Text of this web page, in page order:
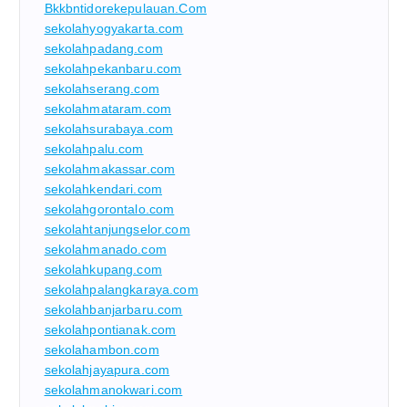
Bkkbntidorekepulauan.com
sekolahyogyakarta.com
sekolahpadang.com
sekolahpekanbaru.com
sekolahserang.com
sekolahmataram.com
sekolahsurabaya.com
sekolahpalu.com
sekolahmakassar.com
sekolahkendari.com
sekolahgorontalo.com
sekolahtanjungselor.com
sekolahmanado.com
sekolahkupang.com
sekolahpalangkaraya.com
sekolahbanjarbaru.com
sekolahpontianak.com
sekolahambon.com
sekolahjayapura.com
sekolahmanokwari.com